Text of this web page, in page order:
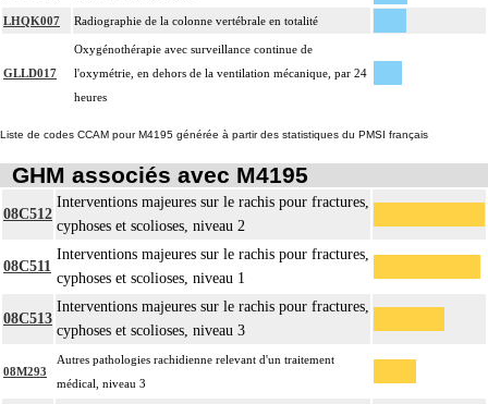
LHQK007 Radiographie de la colonne vertébrale en totalité
GLLD017
Oxygénothérapie avec surveillance continue de
l'oxymétrie, en dehors de la ventilation mécanique, par 24
heures
Liste de codes CCAM pour M4195 générée à partir des statistiques du PMSI français
GHM associés avec M4195
08C512
Interventions majeures sur le rachis pour fractures,
cyphoses et scolioses, niveau 2
08C511
Interventions majeures sur le rachis pour fractures,
cyphoses et scolioses, niveau 1
08C513
Interventions majeures sur le rachis pour fractures,
cyphoses et scolioses, niveau 3
08M293
Autres pathologies rachidienne relevant d'un traitement
médical, niveau 3